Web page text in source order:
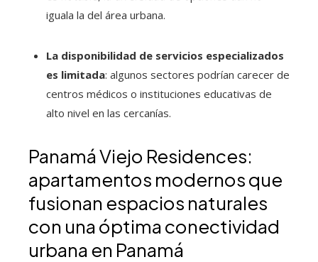
iguala la del área urbana.
La disponibilidad de servicios especializados
es limitada: algunos sectores podrían carecer de
centros médicos o instituciones educativas de
alto nivel en las cercanías.
Panamá Viejo Residences:
apartamentos modernos que
fusionan espacios naturales
con una óptima conectividad
urbana en Panamá